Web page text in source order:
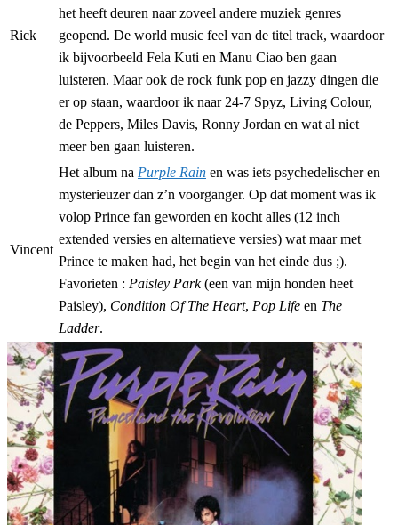
Rick
het heeft deuren naar zoveel andere muziek genres
geopend. De world music feel van de titel track, waardoor
ik bijvoorbeeld Fela Kuti en Manu Ciao ben gaan
luisteren. Maar ook de rock funk pop en jazzy dingen die
er op staan, waardoor ik naar 24-7 Spyz, Living Colour,
de Peppers, Miles Davis, Ronny Jordan en wat al niet
meer ben gaan luisteren.
Vincent
Het album na Purple Rain en was iets psychedelischer en
mysterieuzer dan z’n voorganger. Op dat moment was ik
volop Prince fan geworden en kocht alles (12 inch
extended versies en alternatieve versies) wat maar met
Prince te maken had, het begin van het einde dus ;).
Favorieten : Paisley Park(een van mijn honden heet
Paisley), Condition Of The Heart, Pop Life en The
Ladder.